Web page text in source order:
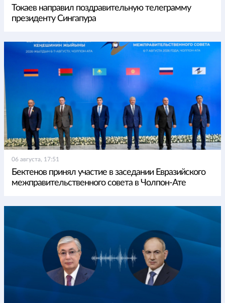
Токаев направил поздравительную телеграмму
президенту Сингапура
06 августа, 17:51
Бектенов принял участие в заседании Евразийского
межправительственного совета в Чолпон-Ате